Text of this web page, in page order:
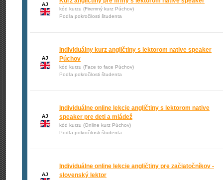
AJ
kód kurzu (Firemný kurz Púchov)
Podľa pokročilosti študenta
AJ
Individuálny kurz angličtiny s lektorom native speaker
Púchov
kód kurzu (Face to face Púchov)
Podľa pokročilosti študenta
AJ
Individuálne online lekcie angličtiny s lektorom native
speaker pre deti a mládež
kód kurzu (Online kurz Púchov)
Podľa pokročilosti študenta
AJ
Individuálne online lekcie angličtiny pre začiatočníkov -
slovenský lektor